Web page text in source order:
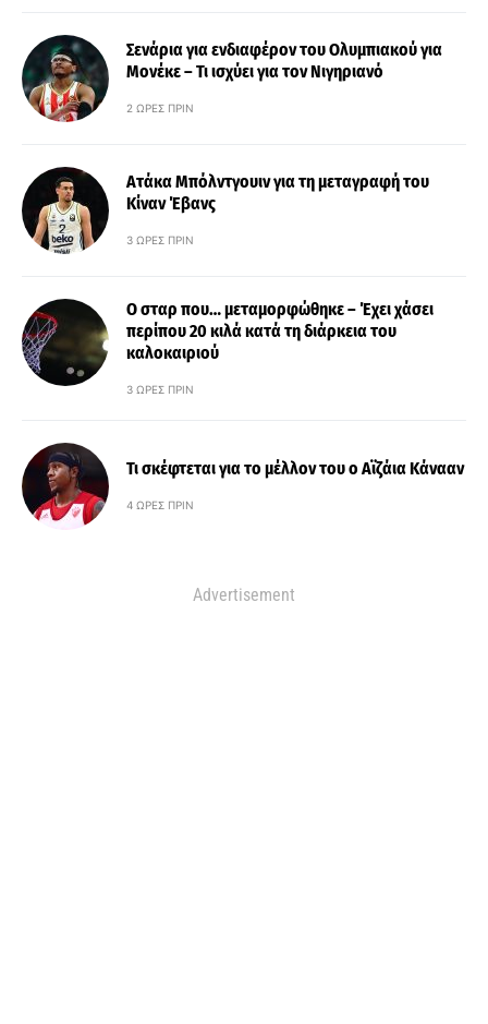
Σενάρια για ενδιαφέρον του Ολυμπιακού για
Μονέκε – Τι ισχύει για τον Νιγηριανό
2 ΏΡΕΣ ΠΡΙΝ
Ατάκα Μπόλντγουιν για τη μεταγραφή του
Κίναν Έβανς
3 ΏΡΕΣ ΠΡΙΝ
Ο σταρ που… μεταμορφώθηκε – Έχει χάσει
περίπου 20 κιλά κατά τη διάρκεια του
καλοκαιριού
3 ΏΡΕΣ ΠΡΙΝ
Τι σκέφτεται για το μέλλον του ο Αϊζάια Κάνααν
4 ΏΡΕΣ ΠΡΙΝ
Advertisement